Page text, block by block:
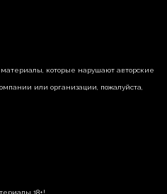
которые нарушают авторские
или организации, пожалуйста,
18+!